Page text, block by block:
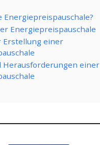
Energiepreispauschale?
Energiepreispauschale
Erstellung einer
Herausforderungen einer